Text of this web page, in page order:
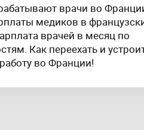
врачи во
медиков в
врачей в месяц по
Как переехать и
во Франции!